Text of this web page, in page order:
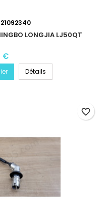
LONGJIA LJ50QT
€
Détails
favorite_border